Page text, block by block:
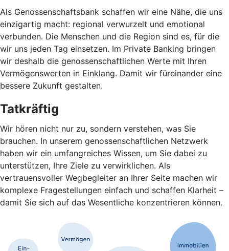
Als Genossenschaftsbank schaffen wir eine Nähe, die uns
einzigartig macht: regional verwurzelt und emotional
verbunden. Die Menschen und die Region sind es, für die
wir uns jeden Tag einsetzen. Im Private Banking bringen
wir deshalb die genossenschaftlichen Werte mit Ihren
Vermögenswerten in Einklang. Damit wir füreinander eine
bessere Zukunft gestalten.
Tatkräftig
Wir hören nicht nur zu, sondern verstehen, was Sie
brauchen. In unserem genossenschaftlichen Netzwerk
haben wir ein umfangreiches Wissen, um Sie dabei zu
unterstützen, Ihre Ziele zu verwirklichen. Als
vertrauensvoller Wegbegleiter an Ihrer Seite machen wir
komplexe Fragestellungen einfach und schaffen Klarheit –
damit Sie sich auf das Wesentliche konzentrieren können.